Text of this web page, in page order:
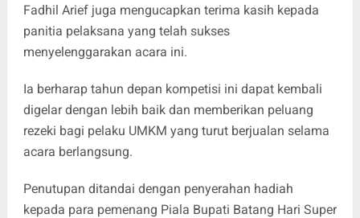
Fadhil Arief juga mengucapkan terima kasih kepada
panitia pelaksana yang telah sukses
menyelenggarakan acara ini.
Ia berharap tahun depan kompetisi ini dapat kembali
digelar dengan lebih baik dan memberikan peluang
rezeki bagi pelaku UMKM yang turut berjualan selama
acara berlangsung.
Penutupan ditandai dengan penyerahan hadiah
kepada para pemenang Piala Bupati Batang Hari Super